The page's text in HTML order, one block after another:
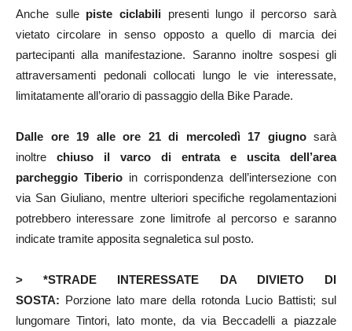
Anche sulle piste ciclabili presenti lungo il percorso sarà
vietato circolare in senso opposto a quello di marcia dei
partecipanti alla manifestazione. Saranno inoltre sospesi gli
attraversamenti pedonali collocati lungo le vie interessate,
limitatamente all’orario di passaggio della Bike Parade.
Dalle ore 19 alle ore 21 di mercoledì 17 giugno sarà
inoltre chiuso il varco di entrata e uscita dell’area
parcheggio Tiberio in corrispondenza dell’intersezione con
via San Giuliano, mentre ulteriori specifiche regolamentazioni
potrebbero interessare zone limitrofe al percorso e saranno
indicate tramite apposita segnaletica sul posto.
> *STRADE INTERESSATE DA DIVIETO DI
SOSTA: Porzione lato mare della rotonda Lucio Battisti; sul
lungomare Tintori, lato monte, da via Beccadelli a piazzale